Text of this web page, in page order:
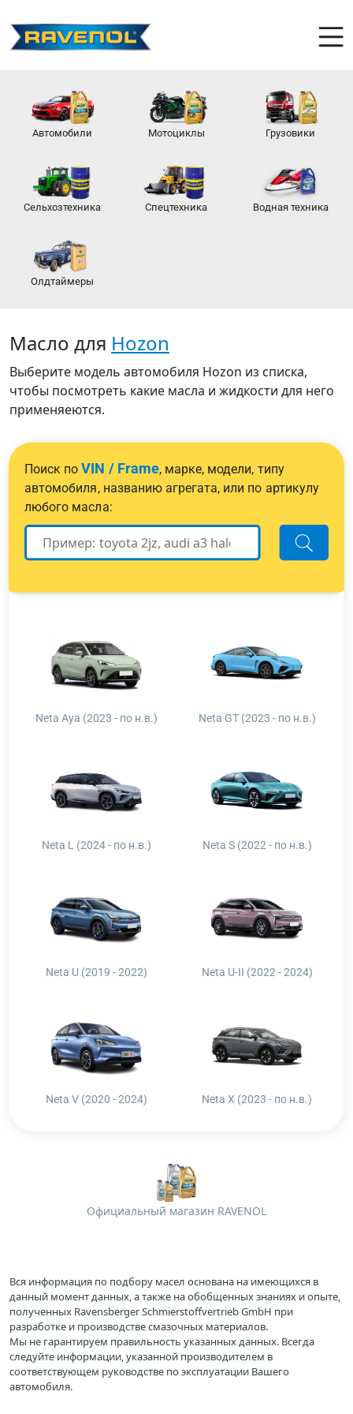
Автомобили Мотоциклы Грузовики
Сельхозтехника Спецтехника Водная техника
Олдтаймеры
Масло для Hozon
Выберите модель автомобиля Hozon из списка,
чтобы посмотреть какие масла и жидкости для него
применяеются.
Поиск поVIN / Frame, марке, модели, типу
автомобиля, названию агрегата, или по артикулу
любого масла:
Neta Aya (2023 - по н.в.) Neta GT (2023 - по н.в.)
Neta L (2024 - по н.в.) Neta S (2022 - по н.в.)
Neta U (2019 - 2022) Neta U-II (2022 - 2024)
Neta V (2020 - 2024) Neta X (2023 - по н.в.)
Официальный магазин RAVENOL
Вся информация по подбору масел основана на имеющихся в
данный момент данных, а также на обобщенных знаниях и опыте,
полученных Ravensberger Schmierstoffvertrieb GmbH при
разработке и производстве смазочных материалов.
Мы не гарантируем правильность указанных данных. Всегда
следуйте информации, указанной производителем в
соответствующем руководстве по эксплуатации Вашего
автомобиля.